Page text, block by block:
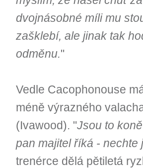
dvojnásobné míli mu
zašklebí, ale jinak tak
odměnu."
Vedle Cacophonouse
méně výrazného
(Ivawood). "Jsou to
pan majitel říká - nechte
trenérce dělá pětiletá